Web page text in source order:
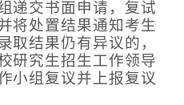
递交书面申请，复试
将处置结果通知考生
取结果仍有异议的，
研究生招生工作领导
小组复议并上报复议